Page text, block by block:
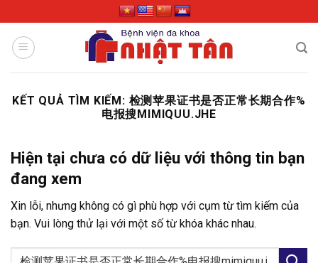
to
content
KẾT QUẢ TÌM KIẾM: 检测苹果证书是否正常长期合作%
电报搜MIMIQUU.JHE
Hiện tại chưa có dữ liệu với thông tin bạn
đang xem
Xin lỗi, nhưng không có gì phù hợp với cụm từ tìm kiếm của
bạn. Vui lòng thử lại với một số từ khóa khác nhau.